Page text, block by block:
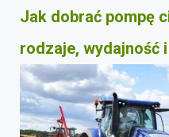
Jak dobrać pompę
rodzaje, wydajność